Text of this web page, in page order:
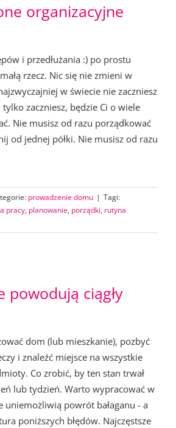
organizacyjne
i przedłużania :) po prostu
rzecz. Nic się nie zmieni w
w świecie nie zaczniesz
tylko zaczniesz, będzie Ci o wiele
Nie musisz od razu porządkować
od jednej półki. Nie musisz od razu
prowadzenie domu | Tagi:
pracy, planowanie, porządki, rutyna
powodują ciągły
dom (lub mieszkanie), pozbyć
i znaleźć miejsce na wszystkie
Co zrobić, by ten stan trwał
lub tydzień. Warto wypracować w
uniemożliwią powrót bałaganu - a
poniższych błędów. Najczęstsze